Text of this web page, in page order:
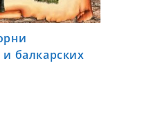
балкарских